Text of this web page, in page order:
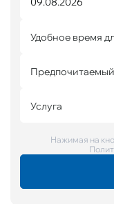
Удобное время
Услуга
Нажимая на